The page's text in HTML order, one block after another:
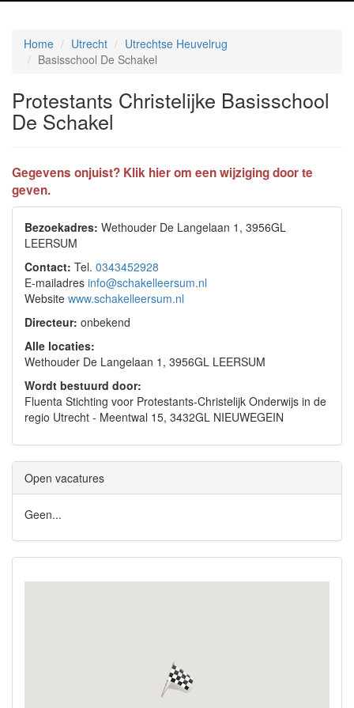
Home Utrecht
Utrechtse Heuvelrug
Basisschool De Schakel
Protestants Christelijke Basisschool
De Schakel
Gegevens onjuist? Klik hier om een wijziging door te
geven.
Bezoekadres: Wethouder De Langelaan 1, 3956GL
LEERSUM
Contact: Tel. 0343452928
E-mailadres info@schakelleersum.nl
Website www.schakelleersum.nl
Directeur: onbekend
Alle locaties:
Wethouder De Langelaan 1, 3956GL LEERSUM
Wordt bestuurd door:
Fluenta Stichting voor Protestants-Christelijk Onderwijs in de
regio Utrecht - Meentwal 15, 3432GL NIEUWEGEIN
Open vacatures
Geen...